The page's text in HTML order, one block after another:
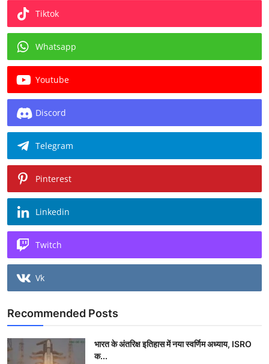
Tiktok
Whatsapp
Youtube
Discord
Telegram
Pinterest
Linkedin
Twitch
Vk
Recommended Posts
भारत के अंतरिक्ष इतिहास में नया स्वर्णिम अध्याय, ISRO
क...